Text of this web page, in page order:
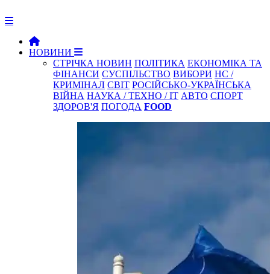
НОВИНИ
СТРІЧКА НОВИН ПОЛІТИКА ЕКОНОМІКА ТА
ФІНАНСИ СУСПІЛЬСТВО ВИБОРИ НС /
КРИМІНАЛ СВІТ РОСІЙСЬКО-УКРАЇНСЬКА
ВІЙНА НАУКА / ТЕХНО / IT АВТО СПОРТ
ЗДОРОВ'Я ПОГОДА FOOD